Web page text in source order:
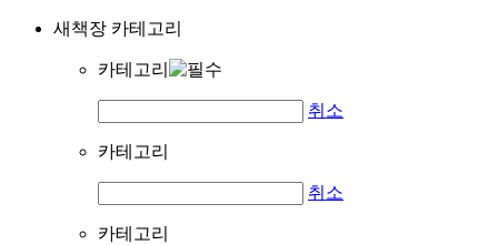
새책장 카테고리
카테고리
취소
카테고리
취소
카테고리